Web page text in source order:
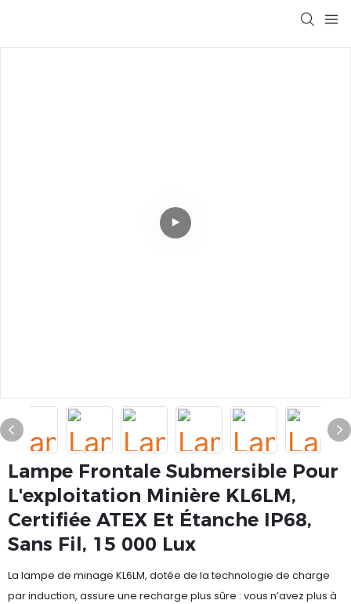
Lampe Frontale Submersible Pour
L'exploitation Minière KL6LM,
Certifiée ATEX Et Étanche IP68,
Sans Fil, 15 000 Lux
La lampe de minage KL6LM, dotée de la technologie de charge
par induction, assure une recharge plus sûre : vous n’avez plus à